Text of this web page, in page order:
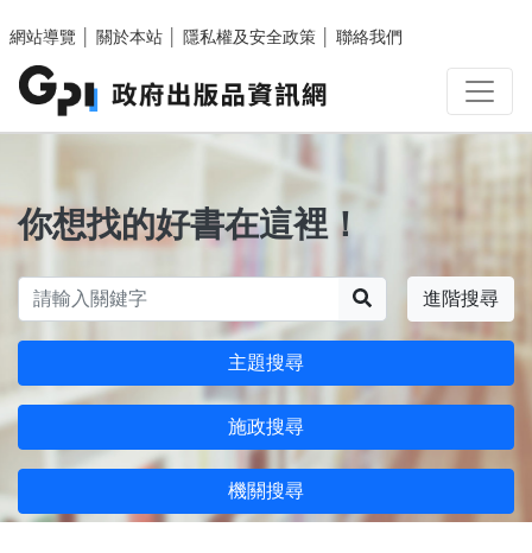
網站導覽
關於本站 隱私權及安全政策 聯絡我們
你想找的好書在這裡！
進階搜尋
主題搜尋
施政搜尋
機關搜尋